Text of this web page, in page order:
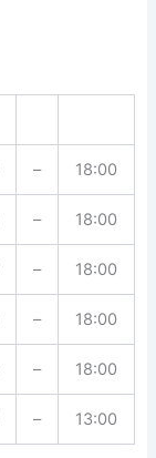
– 18:00
– 18:00
– 18:00
– 18:00
– 18:00
– 13:00